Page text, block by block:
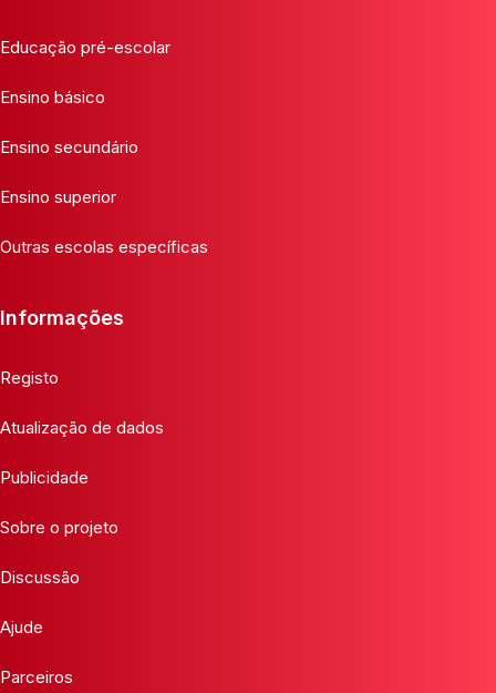
Educação pré-escolar
Ensino básico
Ensino secundário
Ensino superior
Outras escolas específicas
Informações
Registo
Atualização de dados
Publicidade
Sobre o projeto
Discussão
Ajude
Parceiros